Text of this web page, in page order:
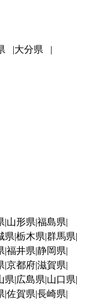
大分県
山形県 福島県
県 栃木県 群馬県
福井県 静岡県
京都府滋賀県
県 広島県 山口県
佐賀県 長崎県